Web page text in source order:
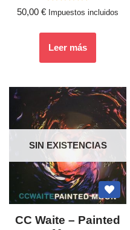
con
50,00 € Impuestos incluidos
Leer más
SIN EXISTENCIAS
CC Waite – Painted